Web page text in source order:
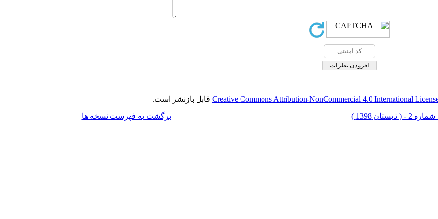
Creative Commons Attribution-NonCommercial 4.0 International قابل بازنشر است.
برگشت به فهرست نسخه ها